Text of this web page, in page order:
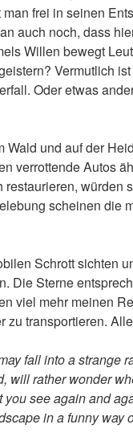
frei in seinen
auch noch, dass
Willen bewegt
Vermutlich
Oder etwas
und auf der
verrottende Autos
würden
scheinen die
Schrott sichten
Die Sterne
viel mehr meinen
zu transportieren.
fall into a strange
will rather wonder
see again and
in a funny way